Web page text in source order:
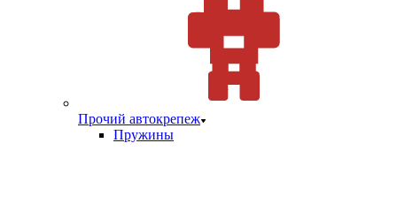
Прочий автокрепеж
Пружины